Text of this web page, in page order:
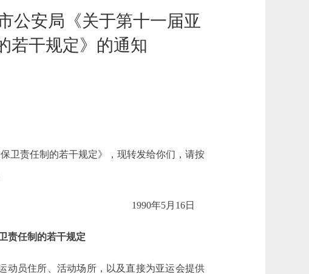
公安局《关于第十一届亚
若干规定》的通知
卫责任制的若干规定》，现转发给你们，请按
1990年5月16日
责任制的若干规定
员住所、活动场所，以及直接为亚运会提供